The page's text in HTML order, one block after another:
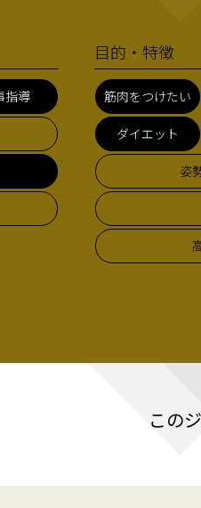
指導
目的・特徴
筋肉をつけたい
ダイエット
姿
この